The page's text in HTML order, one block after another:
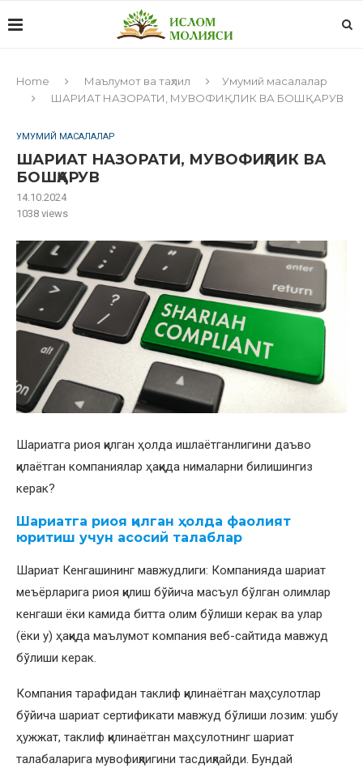
Home Маълумот ва таҳлил
Умумий масалалар
ШАРИАТ НАЗОРАТИ, МУВОФИҚЛИК ВА БОШҚАРУВ
УМУМИЙ МАСАЛАЛАР
ШАРИАТ НАЗОРАТИ, МУВОФИҚЛИК ВА
БОШҚАРУВ
14.10.2024
1038 views
Шариатга риоя қилган ҳолда ишлаётганлигини даъво
қилаётган компаниялар ҳақида нималарни билишингиз
керак?
Шариатга риоя қилган ҳолда фаолият
юритиш учун асосий талаблар
Шариат Кенгашининг мавжудлиги: Компанияда шариат
меъёрларига риоя қилиш бўйича масъул бўлган олимлар
кенгаши ёки камида битта олим бўлиши керак ва улар
(ёки у) ҳақида маълумот компания веб-сайтида мавжуд
бўлиши керак.
Компания тарафидан таклиф қилинаётган маҳсулотлар
бўйича шариат сертификати мавжуд бўлиши лозим: ушбу
ҳужжат, таклиф қилинаётган маҳсулотнинг шариат
талабаларига мувофиқлигини тасдиқлайди. Бундай